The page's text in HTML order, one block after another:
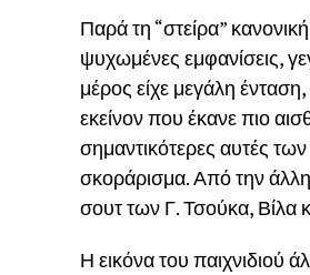
Παρά τη “στείρα”
ψυχωμένες εμφανίσεις,
μέρος είχε μεγάλη
εκείνον που έκανε πιο
σημαντικότερες αυτές
σκοράρισμα. Από την
σουτ των Γ. Τσούκα, Βίλα
Η εικόνα του παιχνιδιού